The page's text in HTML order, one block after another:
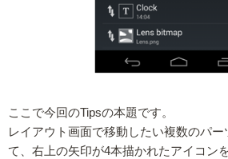
ここで今回のTipsの本題です。
レイアウト画面で移動したい複数のパ
て、右上の矢印が4本描かれたアイコン